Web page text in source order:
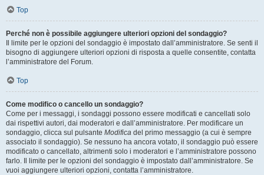
Top
Perché non è possibile aggiungere ulteriori opzioni del sondaggio?
Il limite per le opzioni del sondaggio è impostato dall’amministratore. Se senti il
bisogno di aggiungere ulteriori opzioni di risposta a quelle consentite, contatta
l’amministratore del Forum.
Top
Come modifico o cancello un sondaggio?
Come per i messaggi, i sondaggi possono essere modificati e cancellati solo
dai rispettivi autori, dai moderatori e dall’amministratore. Per modificare un
sondaggio, clicca sul pulsante Modifica del primo messaggio (a cui è sempre
associato il sondaggio). Se nessuno ha ancora votato, il sondaggio può essere
modificato o cancellato, altrimenti solo i moderatori e l’amministratore possono
farlo. Il limite per le opzioni del sondaggio è impostato dall’amministratore. Se
vuoi aggiungere ulteriori opzioni, contatta l’amministratore.